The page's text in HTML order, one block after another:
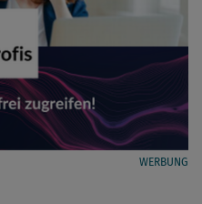
WERBUNG